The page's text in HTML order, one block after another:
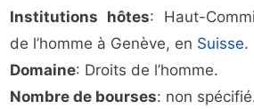
Institutions hôtes: Haut-
de l’homme à Genève, en Suisse.
Domaine: Droits de l’homme.
Nombre de bourses: non